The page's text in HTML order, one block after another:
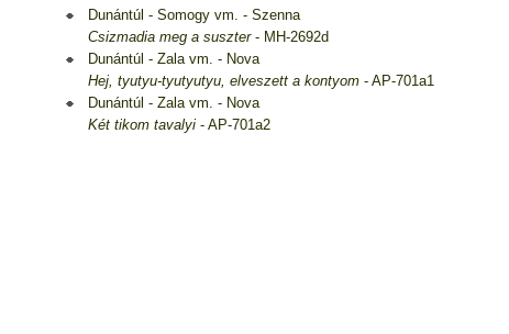
Dunántúl - Somogy vm. - Szenna
Csizmadia meg a suszter- MH-2692d
Dunántúl - Zala vm. - Nova
Hej, tyutyu-tyutyutyu, elveszett a kontyom - AP-701a1
Dunántúl - Zala vm. - Nova
Két tikom tavalyi - AP-701a2